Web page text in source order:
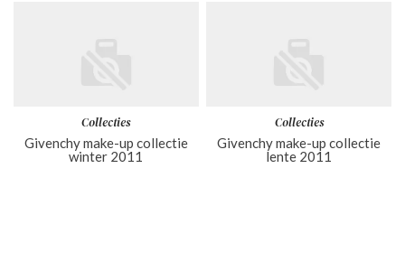
Collecties
Givenchy make-up collectie
winter 2011
Collecties
Givenchy make-up collectie
lente 2011